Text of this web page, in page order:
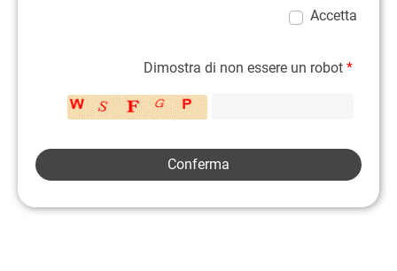
Accetta
Dimostra di non essere un robot *